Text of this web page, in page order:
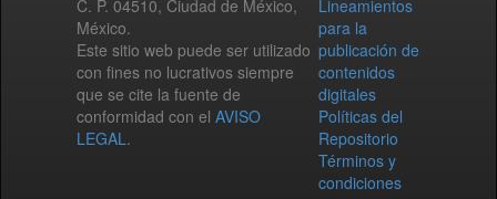
C. P. 04510, Ciudad de México,
México.
Este sitio web puede ser utilizado
con fines no lucrativos siempre
que se cite la fuente de
conformidad con el AVISO
LEGAL.
Lineamientos
para la
publicación de
contenidos
digitales
Políticas del
Repositorio
Términos y
condiciones